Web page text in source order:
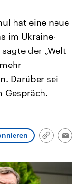
Beiträge,
und
die Vereinigten
mächtigsten Ländern
großem Einfluss auf
hat eine neue
im Ukraine-
der „Welt
Darüber sei
Gespräch.
Link